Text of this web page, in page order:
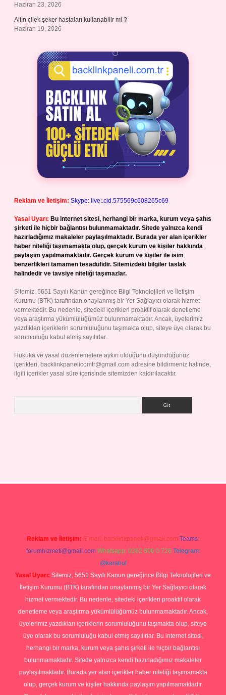
Haziran 23, 2026
Altın çilek şeker hastaları kullanabilir mi ?
Haziran 19, 2026
Reklam ve İletişim: Skype: live:.cid.575569c608265c69
Yasal Uyarı: Bu internet sitesi, herhangi bir marka, kurum veya şahıs
şirketi ile hiçbir bağlantısı bulunmamaktadır. Sitede yalnızca kendi
hazırladığımız makaleler paylaşılmaktadır. Burada yer alan içerikler
haber niteliği taşımamakta olup, gerçek kurum ve kişiler hakkında
paylaşım yapılmamaktadır. Gerçek kurum ve kişiler ile isim
benzerlikleri tamamen tesadüfidir. Sitemizdeki bilgiler taslak
halindedir ve tavsiye niteliği taşımazlar.
Sitemiz, 5651 Sayılı Kanun gereğince Bilgi Teknolojileri ve İletişim
Kurumu (BTK) tarafından onaylanmış bir Yer Sağlayıcı olarak hizmet
vermektedir. Bu nedenle, sitedeki içerikleri proaktif olarak denetleme
veya araştırma yükümlülüğümüz bulunmamaktadır. Ancak, üyelerimiz
yazdıkları içeriklerin sorumluluğunu taşımakta olup, siteye üye olarak bu
sorumluluğu kabul etmiş sayılırlar.
Hukuka ve yasal düzenlemelere aykırı olduğunu düşündüğünüz
içerikleri, backlinkpanelicomtr@gmail.com adresine bildirmeniz halinde,
ilgili içerikler yasal süre içerisinde sitemizden kaldırılacaktır.
Reklam ve İletişim: E-mail: backlinkpaneli@gmail.com Teams:
forumhizmeti@gmail.com Whatsapp: 0262 606 0 726 Telegram:
@karabul
Yasal Uyarı: Sitemiz, 5651 Sayılı Kanun gereğince Bilgi Teknolojileri ve
İletişim Kurumu (BTK) tarafından onaylanmış bir Yer Sağlayıcı olarak
hizmet vermektedir. Bu nedenle, sitedeki içerikleri proaktif olarak
denetleme veya araştırma yükümlülüğümüz bulunmamaktadır. Ancak,
üyelerimiz yazdıkları içeriklerin sorumluluğunu taşımakta olup, siteye
üye olarak bu sorumluluğu kabul etmiş sayılırlar. Bu internet sitesi,
herhangi bir marka, kurum veya şahıs şirketi ile hiçbir bağlantısı
bulunmamaktadır. Sitede yalnızca kendi hazırladığımız makaleler
paylaşılmaktadır. Burada yer alan içerikler haber niteliği taşımamakta
olup, gerçek kurum ve kişiler hakkında paylaşım yapılmamaktadır.